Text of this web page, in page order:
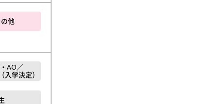
他
AO／
学決定）